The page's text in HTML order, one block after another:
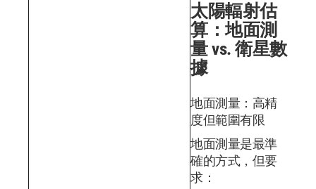
太陽輻射估
算：地面測
量 vs. 衛星數
據
地面測量：高精
度但範圍有限
地面測量是最準
確的方式，但要
求：